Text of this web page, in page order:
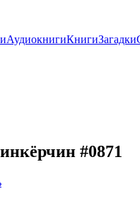
АудиокнигиКнигиЗагадки
#0871